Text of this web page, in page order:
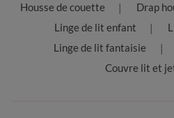
Housse de couette Drap
Linge de lit enfant
Linge de lit fantaisie
Couvre lit et